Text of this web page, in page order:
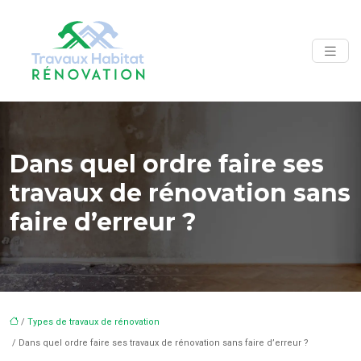
Dans quel ordre faire ses
travaux de rénovation sans
faire d’erreur ?
/ Types de travaux de rénovation
/ Dans quel ordre faire ses travaux de rénovation sans faire d’erreur ?